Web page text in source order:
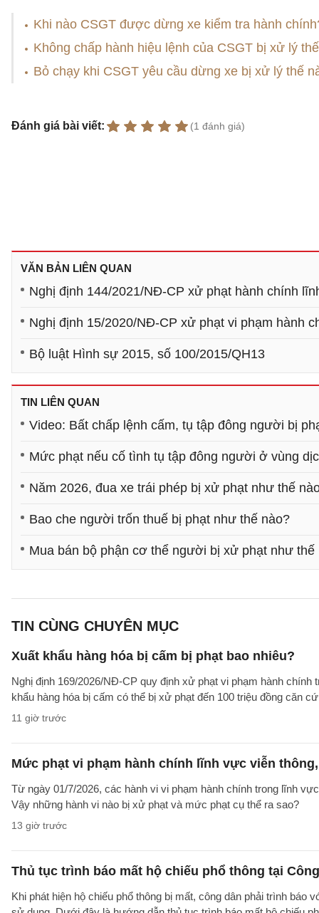
Khi nào CSGT được dừng xe kiểm tra hành
Không chấp hành hiệu lệnh của CSGT bị xử lý
Bỏ chạy khi CSGT yêu cầu dừng xe bị xử lý thế
Đánh giá bài viết: (1 đánh giá)
VĂN BẢN LIÊN QUAN
Nghị định 144/2021/NĐ-CP xử phạt hành chính
Nghị định 15/2020/NĐ-CP xử phạt vi phạm hành
Bộ luật Hình sự 2015, số 100/2015/QH13
TIN LIÊN QUAN
Video: Bất chấp lệnh cấm, tụ tập đông người bị
Mức phạt nếu cố tình tụ tập đông người ở vùng
Năm 2026, đua xe trái phép bị xử phạt như thế
Bao che người trốn thuế bị phạt như thế nào?
Mua bán bộ phận cơ thể người bị xử phạt như thế
TIN CÙNG CHUYÊN MỤC
Xuất khẩu hàng hóa bị cấm bị phạt bao nhiêu?
Nghị định 169/2026/NĐ-CP quy định xử phạt vi phạm hành
khẩu hàng hóa bị cấm có thể bị xử phạt đến 100 triệu đồng căn
11 giờ trước
Mức phạt vi phạm hành chính lĩnh vực viễn
Từ ngày 01/7/2026, các hành vi vi phạm hành chính trong lĩnh
Vậy những hành vi nào bị xử phạt và mức phạt cụ thể ra sao?
13 giờ trước
Thủ tục trình báo mất hộ chiếu phổ thông tại
Khi phát hiện hộ chiếu phổ thông bị mất, công dân phải trình